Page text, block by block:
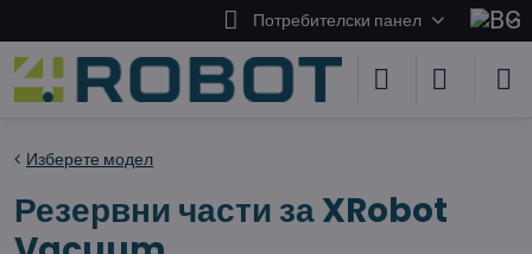
Потребителски панел
Изберете модел
Резервни части за XRobot